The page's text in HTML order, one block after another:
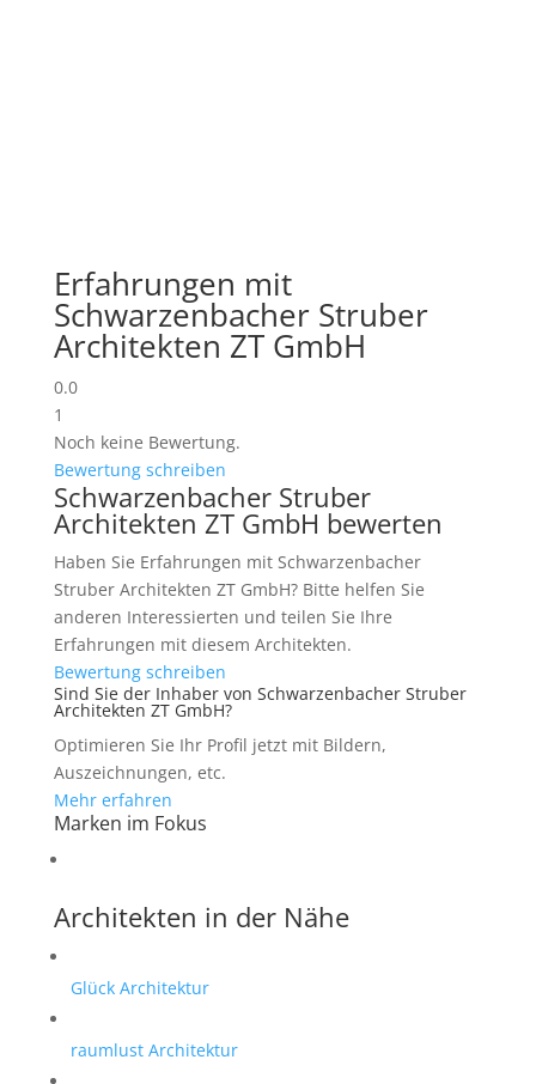
Erfahrungen mit
Schwarzenbacher Struber
Architekten ZT GmbH
0.0
1
Noch keine Bewertung.
Bewertung schreiben
Schwarzenbacher Struber
Architekten ZT GmbH bewerten
Haben Sie Erfahrungen mit Schwarzenbacher
Struber Architekten ZT GmbH? Bitte helfen Sie
anderen Interessierten und teilen Sie Ihre
Erfahrungen mit diesem Architekten.
Bewertung schreiben
Sind Sie der Inhaber von Schwarzenbacher Struber
Architekten ZT GmbH?
Optimieren Sie Ihr Profil jetzt mit Bildern,
Auszeichnungen, etc.
Mehr erfahren
Marken im Fokus
Architekten in der Nähe
Glück Architektur
raumlust Architektur